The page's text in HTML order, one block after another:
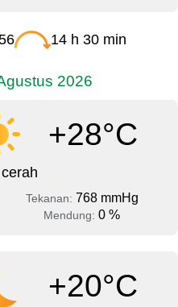
14 h 30 min
2026
+28°C
Tekanan: 768 mmHg
Mendung: 0 %
+20°C